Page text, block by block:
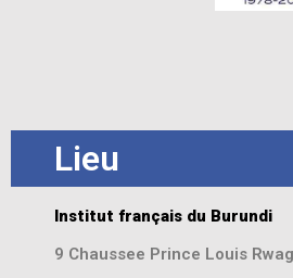
Lieu
Institut français du Burundi
9 Chaussee Prince Louis